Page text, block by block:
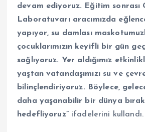
devam ediyoruz. Eğitim sonrası
Laboratuvarı aracımızda
yapıyor, su damlası
çocuklarımızın keyifli bir gün
sağlıyoruz. Yer aldığımız
yaştan vatandaşımızı su ve
bilinçlendiriyoruz. Böylece,
daha yaşanabilir bir dünya
hedefliyoruz” ifadelerini kullandı.